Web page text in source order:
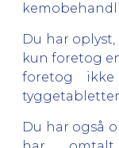
Du har
kun foretog
foretog
Du har også